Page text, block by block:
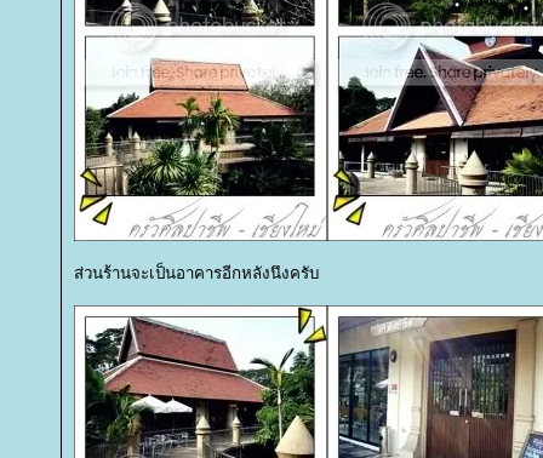
ส่วนร้านจะเป็นอาคารอีกหลังนึงครับ